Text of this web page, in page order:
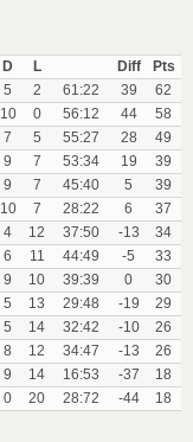
D L Diff
Pts
5 2 61:22 39
62
10 0 56:12 44
58
7 5 55:27 28
49
9 7 53:34 19
39
9 7 45:40 5
39
10 7 28:22 6
37
4 12 37:50 -13
34
6 11 44:49 -5
33
9 10 39:39 0
30
5 13 29:48 -19
29
5 14 32:42 -10
26
8 12 34:47 -13
26
9 14 16:53 -37
18
0 20 28:72 -44 18